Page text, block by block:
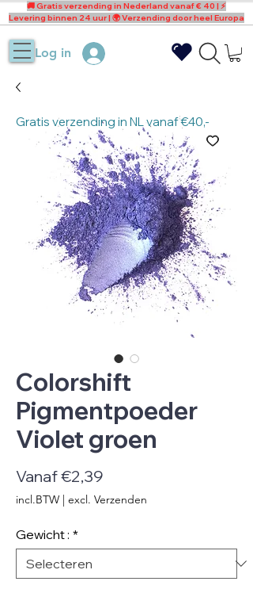
Log in
🚚 Gratis verzending in Nederland vanaf € 40 | ⚡
Levering binnen 24 uur | 🌍 Verzending door heel Europa
Colorshift
Pigmentpoeder
Violet groen
Vanaf€2,39
incl.BTW | excl. Verzenden
Gewicht : *
Gratis verzending in NL vanaf €40,-